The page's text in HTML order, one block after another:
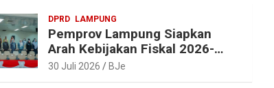
DPRD LAMPUNG
Pemprov Lampung Siapkan
Arah Kebijakan Fiskal 2026-
2027 yang Realistis dan
Berkelanjutan
30 Juli 2026 BJe